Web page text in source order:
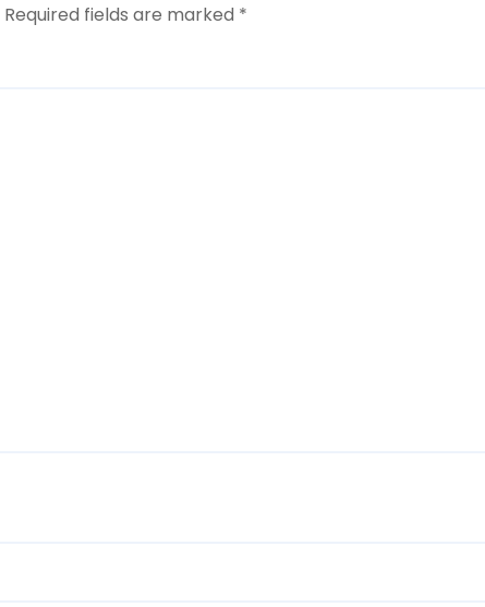
Required fields are marked *